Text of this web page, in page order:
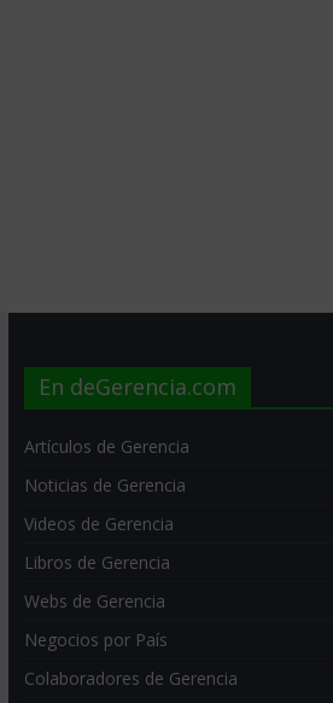
En deGerencia.com
Artículos de Gerencia
Noticias de Gerencia
Videos de Gerencia
Libros de Gerencia
Webs de Gerencia
Negocios por País
Colaboradores de Gerencia